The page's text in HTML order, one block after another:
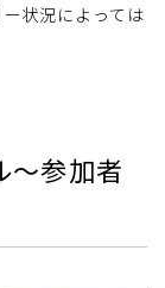
状況によっては
参加者